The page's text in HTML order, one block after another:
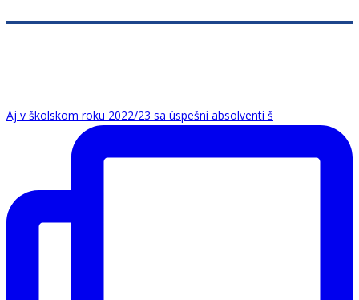
Aj v školskom roku 2022/23 sa úspešní absolventi š